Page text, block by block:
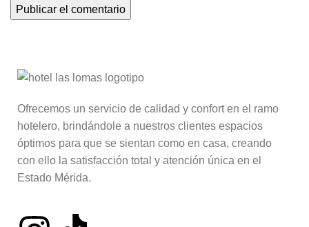
Ofrecemos un servicio de calidad y confort en el ramo
hotelero, brindándole a nuestros clientes espacios
óptimos para que se sientan como en casa, creando
con ello la satisfacción total y atención única en el
Estado Mérida.